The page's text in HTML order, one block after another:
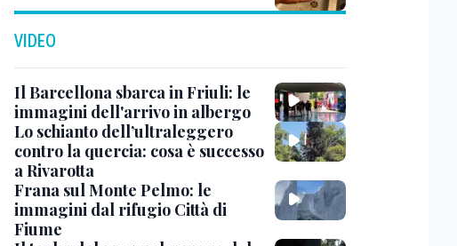
VIDEO
Il Barcellona sbarca in Friuli: le
immagini dell'arrivo in albergo
Lo schianto dell’ultraleggero
contro la quercia: cosa è successo
a Rivarotta
Frana sul Monte Pelmo: le
immagini dal rifugio Città di
Fiume